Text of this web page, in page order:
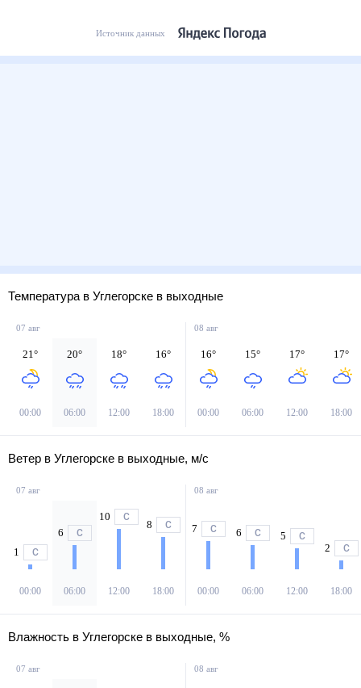
Источник данных
Температура в Углегорске в выходные
07 авг
21°
00:00
20°
06:00
18°
12:00
16°
18:00
08 авг
16°
00:00
15°
06:00
17°
12:00
17°
18:00
Ветер в Углегорске в выходные, м/с
07 авг
1 С
00:00
6 С
06:00
10 С
12:00
8 С
18:00
08 авг
7 С
00:00
6 С
06:00
5 С
12:00
2 С
18:00
Влажность в Углегорске в выходные, %
07 авг 08 авг